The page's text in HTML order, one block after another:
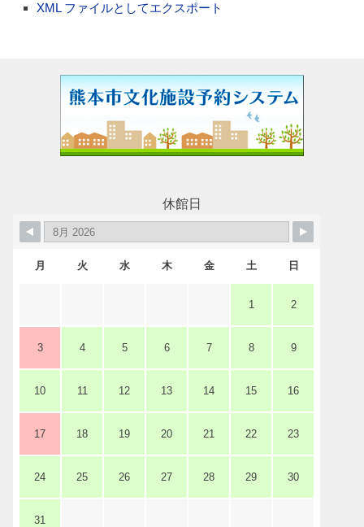
XML ファイルとしてエクスポート
休館日
月 火 水 木 金 土 日
1 2
3 4 5 6 7 8 9
10 11 12 13 14 15 16
17 18 19 20 21 22 23
24 25 26 27 28 29 30
31